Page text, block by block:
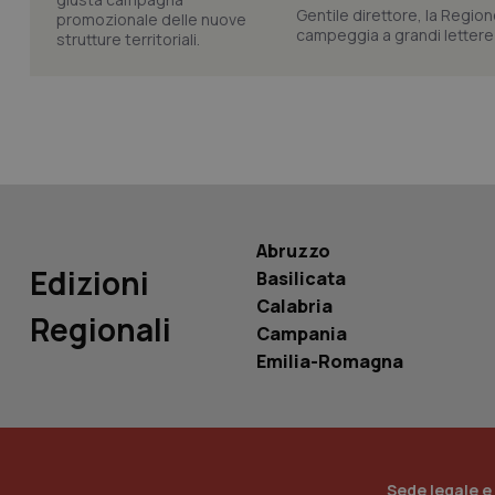
Gentile direttore, la
campeggia a grandi lettere
Edizioni
Regionali
Abruzzo
Basilicata
Calabria
Campania
Emilia-Romagna
Sede legale